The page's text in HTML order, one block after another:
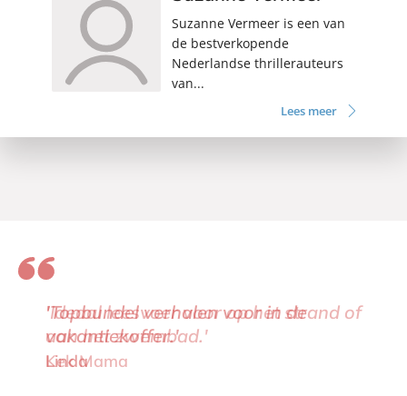
Suzanne Vermeer is een van
de bestverkopende
Nederlandse thrillerauteurs
van...
Lees meer
'Topbundel verhalen voor in de
vakantiekoffer.'
Linda